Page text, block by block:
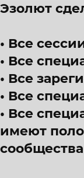
Эзолют
Все
Все
Все
Все
Все
имеют
сообщества